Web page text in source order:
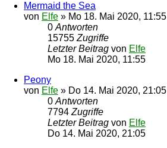
Mermaid the Sea
von Elfe » Mo 18. Mai 2020, 11:55
0 Antworten
15755 Zugriffe
Letzter Beitrag von Elfe
Mo 18. Mai 2020, 11:55
Peony
von Elfe » Do 14. Mai 2020, 21:05
0 Antworten
7794 Zugriffe
Letzter Beitrag von Elfe
Do 14. Mai 2020, 21:05